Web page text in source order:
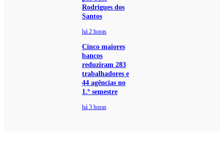
Rodrigues dos
Santos
há 2 horas
Cinco maiores
bancos
reduziram 283
trabalhadores e
44 agências no
1.º semestre
há 3 horas